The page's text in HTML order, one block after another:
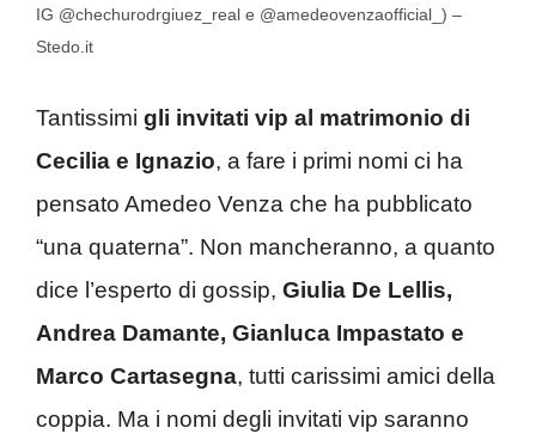
IG @chechurodrgiuez_real e @amedeovenzaofficial_) –
Stedo.it
Tantissimi gli invitati vip al matrimonio di
Cecilia e Ignazio, a fare i primi nomi ci ha
pensato Amedeo Venza che ha pubblicato
“una quaterna”. Non mancheranno, a quanto
dice l’esperto di gossip, Giulia De Lellis,
Andrea Damante, Gianluca Impastato e
Marco Cartasegna, tutti carissimi amici della
coppia. Ma i nomi degli invitati vip saranno